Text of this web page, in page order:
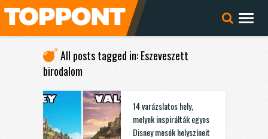
All posts tagged in: Eszeveszett
birodalom
14 varázslatos hely,
melyek inspirálták egyes
Disney mesék helyszíneit